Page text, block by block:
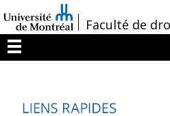
au
contenu
/Faculté de
Menu